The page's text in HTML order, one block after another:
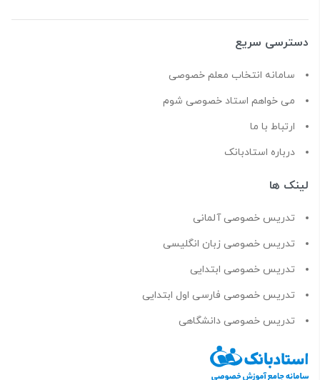
دسترسی سریع
سامانه انتخاب معلم خصوصی
می خواهم استاد خصوصی شوم
ارتباط با ما
درباره استادبانک
لینک ها
تدریس خصوصی آلمانی
تدریس خصوصی زبان انگلیسی
تدریس خصوصی ابتدایی
تدریس خصوصی فارسی اول ابتدایی
تدریس خصوصی دانشگاهی